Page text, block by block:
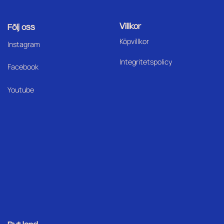
Följ oss
Instagram
Facebook
Youtube
Villkor
Köpvillkor
Integritetspolicy